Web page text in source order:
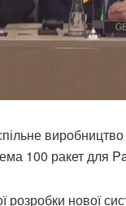
100 ракет для
розробки нової